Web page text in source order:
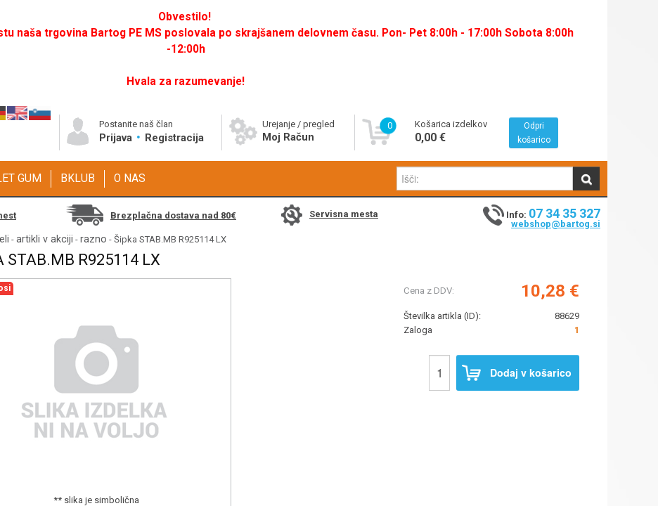
Obvestilo!
naša trgovina Bartog PE MS poslovala po skrajšanem delovnem času. Pon- Pet 8:00h - 17:00h Sobota 8:00h
-12:00h
Hvala za razumevanje!
Postanite naš član
Prijava Registracija
Urejanje / pregled
Moj Račun
0 Košarica izdelkov
0,00 €
Odpri
košarico
GUM BKLUB O NAS
Brezplačna dostava nad 80€ Servisna mesta Info: 07 34 35 327
webshop@bartog.si
- artikli v akciji - razno - Šipka STAB.MB R925114 LX
STAB.MB R925114 LX
** slika je simbolična
Cena z DDV: 10,28 €
Številka artikla (ID):
88629
Zaloga
1
Dodaj v košarico